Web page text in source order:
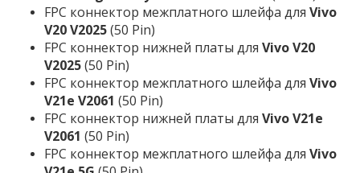
FPC коннектор межплатного шлейфа для Vivo
V20 V2025(50 Pin)
FPC коннектор нижней платы для Vivo V20
V2025(50 Pin)
FPC коннектор межплатного шлейфа для Vivo
V21e V2061 (50 Pin)
FPC коннектор нижней платы для Vivo V21e
V2061 (50 Pin)
FPC коннектор межплатного шлейфа для Vivo